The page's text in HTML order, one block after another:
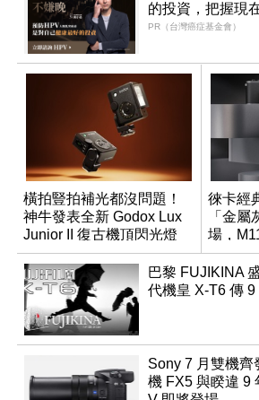
的投資，把握現
PR（台灣癌症基金會）
橫拍豎拍補光都沒問題！
神牛發表全新 Godox Lux
Junior II 復古機頂閃光燈
徠卡經
「金
場，
領銜換
巴黎 FUJIKINA
代機皇 X-T6 傳
Sony 7 月雙機齊
機 FX5 與睽違 9